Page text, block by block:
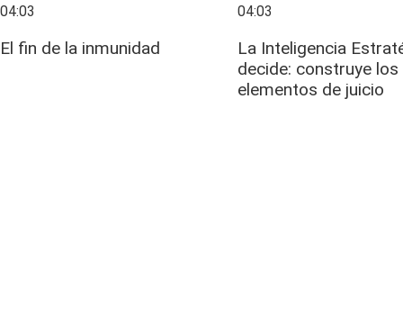
04:03
El fin de la inmunidad
04:03
La Inteligencia
decide: construye los
elementos de juicio